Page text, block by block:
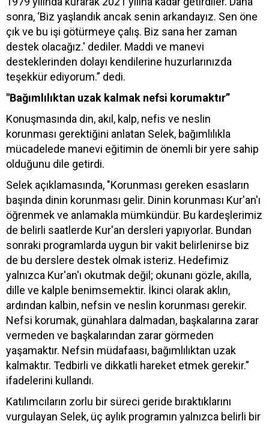
sonra, ‘Biz yaşlandık ancak senin arkandayız. Sen öne
çık ve bu işi götürmeye çalış. Biz sana her zaman
destek olacağız.' dediler. Maddi ve manevi
desteklerinden dolayı kendilerine huzurlarınızda
teşekkür ediyorum.” dedi.
"Bağımlılıktan uzak kalmak nefsi korumaktır”
Konuşmasında din, akıl, kalp, nefis ve neslin
korunması gerektiğini anlatan Selek, bağımlılıkla
mücadelede manevi eğitimin de önemli bir yere sahip
olduğunu dile getirdi.
Selek açıklamasında, "Korunması gereken esasların
başında dinin korunması gelir. Dinin korunması Kur'an'ı
öğrenmek ve anlamakla mümkündür. Bu kardeşlerimiz
de belirli saatlerde Kur'an dersleri yapıyorlar. Bundan
sonraki programlarda uygun bir vakit belirlenirse biz
de bu derslere destek olmak isteriz. Hedefimiz
yalnızca Kur'an'ı okutmak değil; okunanı gözle, akılla,
dille ve kalple benimsemektir. İkinci olarak aklın,
ardından kalbin, nefsin ve neslin korunması gerekir.
Nefsi korumak, günahlara dalmadan, başkalarına zarar
vermeden ve başkalarından zarar görmeden
yaşamaktır. Nefsin müdafaası, bağımlılıktan uzak
kalmaktır. Tedbirli ve dikkatli hareket etmek gerekir.”
ifadelerini kullandı.
Katılımcıların zorlu bir süreci geride bıraktıklarını
vurgulayan Selek, üç aylık programın yalnızca belirli bir